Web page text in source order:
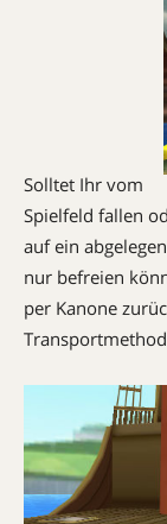
Solltet Ihr vom
Spielfeld fallen
auf ein
nur befreien
per Kanone